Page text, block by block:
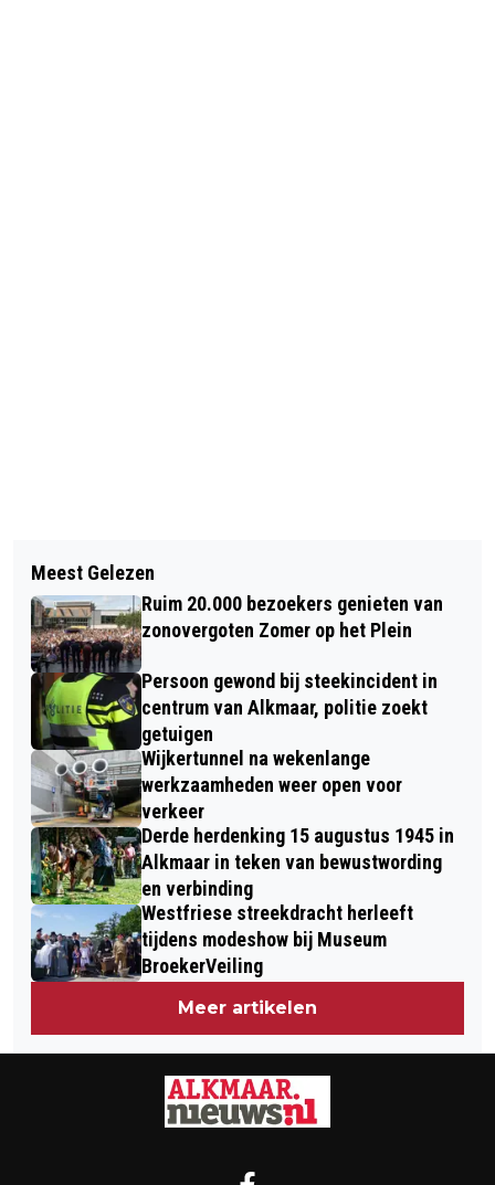
WIJKERTUNNEL URENLANG
AFGESLOTEN NA KETTINGBOTSING
PASTOOR SCHENKT COLLECTIE
NARCISSEN AAN BOLLENTUIN
HORTUS LIMMEN
Meest Gelezen
Ruim 20.000 bezoekers genieten van
zonovergoten Zomer op het Plein
Persoon gewond bij steekincident in
centrum van Alkmaar, politie zoekt
getuigen
Wijkertunnel na wekenlange
werkzaamheden weer open voor
verkeer
Derde herdenking 15 augustus 1945 in
Alkmaar in teken van bewustwording
en verbinding
Westfriese streekdracht herleeft
tijdens modeshow bij Museum
BroekerVeiling
Meer artikelen